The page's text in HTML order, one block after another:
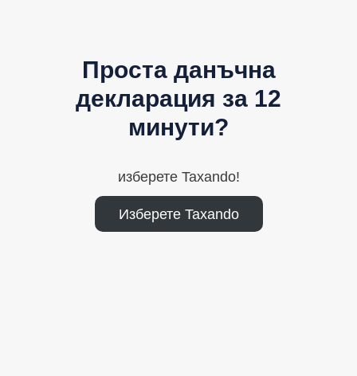
Проста данъчна
декларация за 12
минути?
изберете Taxando!
Изберете Taxando